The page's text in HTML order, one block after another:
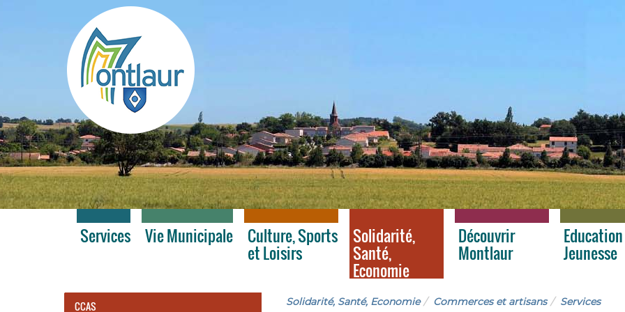
Services Vie Municipale Culture, Sports
et Loisirs
Solidarité,
Santé,
Economie
Découvrir
Montlaur Jeunesse
Solidarité, Santé, Economie Commerces et artisans Services
CCAS